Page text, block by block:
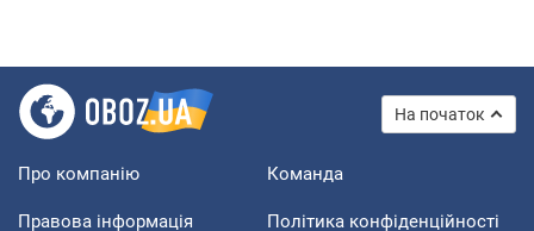
На початок
Про компанію Команда
Правова інформація Політика конфіденційності